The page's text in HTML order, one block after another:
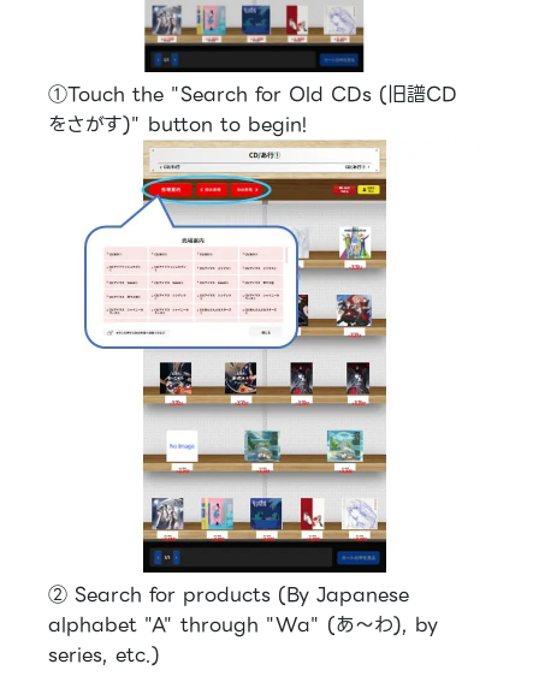
①Touch the "Search for Old CDs (旧譜CD
をさがす)" button to begin!
② Search for products (By Japanese
alphabet "A" through "Wa" (あ～わ), by
series, etc.)